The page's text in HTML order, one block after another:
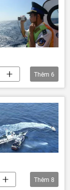
Thêm 6
Thêm 8